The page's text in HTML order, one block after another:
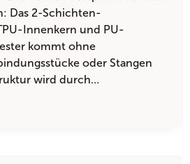
Das 2-Schichten-
Innenkern und PU-
kommt ohne
oder Stangen
wird durch…